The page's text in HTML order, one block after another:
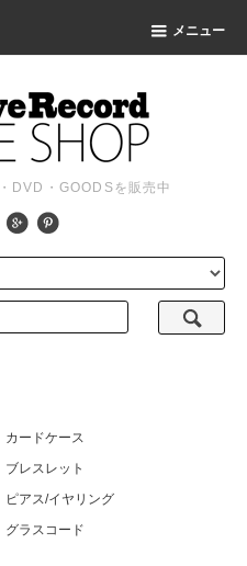
メニュー
DVD・GOODSを販売中
カードケース
ブレスレット
ピアス/イヤリング
グラスコード